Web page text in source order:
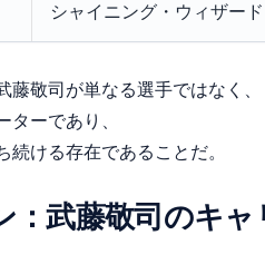
シャイニング・ウィザード
藤敬司が単なる選手ではなく、
ーであり、
続ける存在であることだ。
：武藤敬司のキ